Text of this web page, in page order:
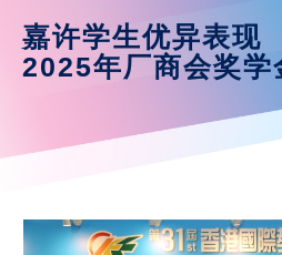
嘉许学生优异表现
2025年厂商会奖学